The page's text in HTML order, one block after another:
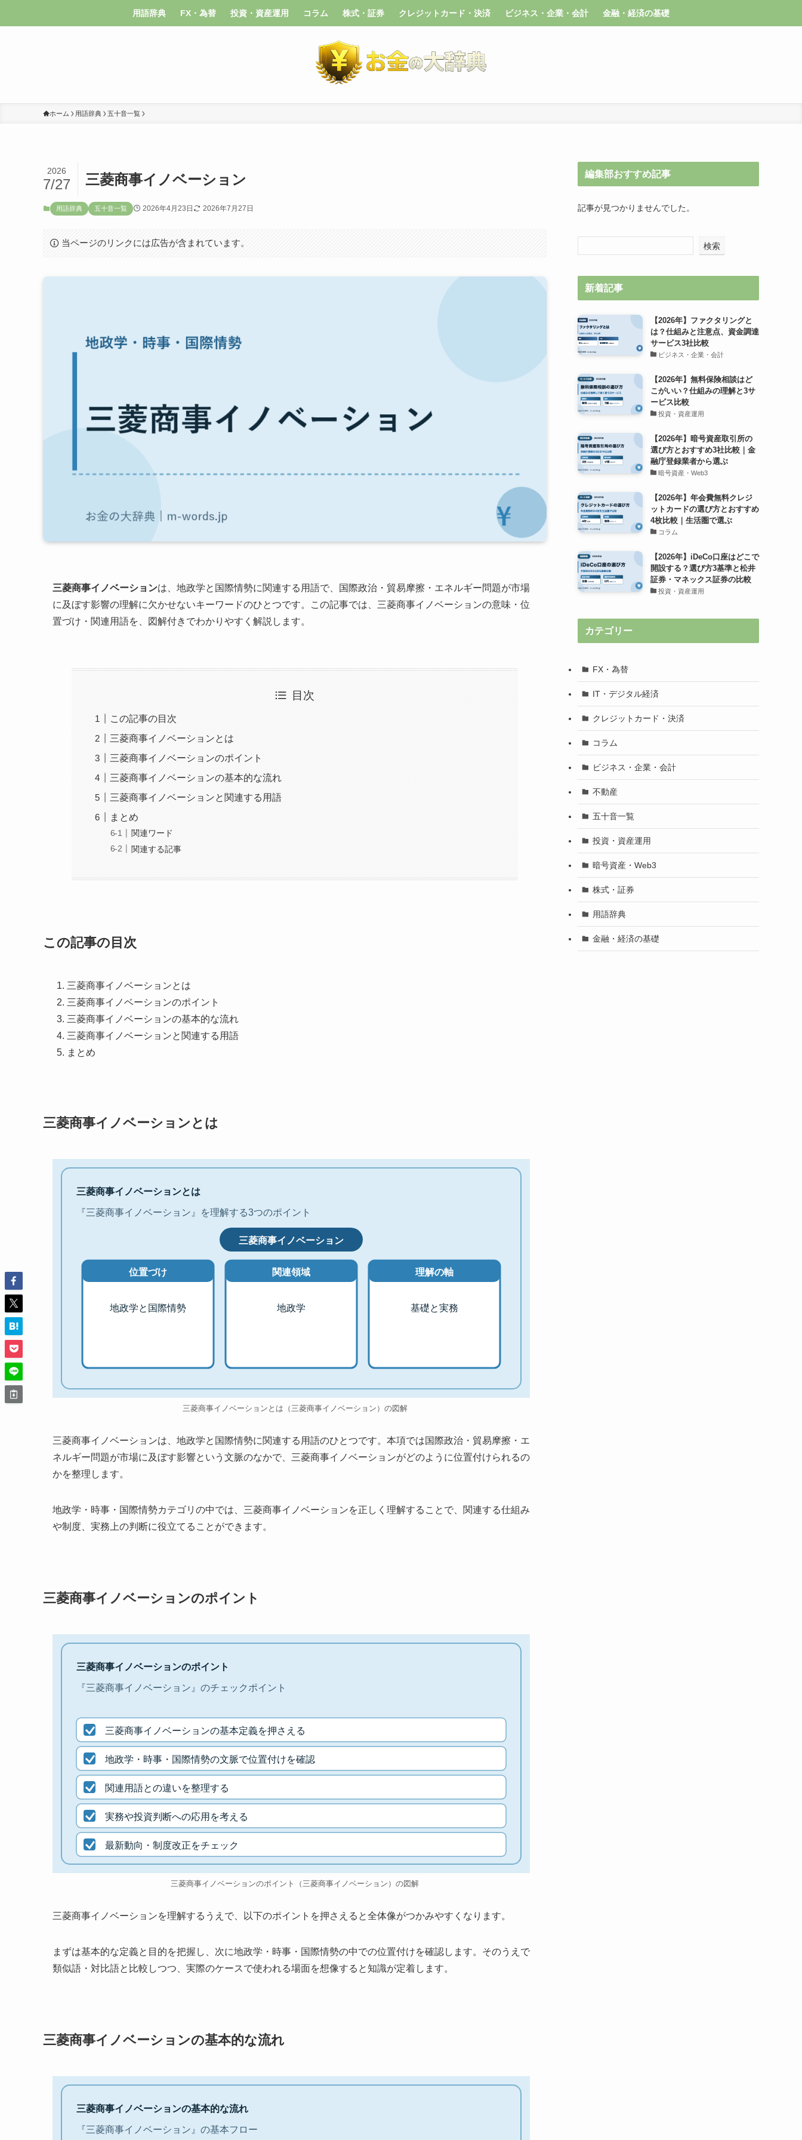
用語辞典 FX・為替 投資・資産運用 コラム 株式・証券 クレジットカード・決済 ビジネス・企業・会計 金融・経済の基礎
ホーム 用語辞典 五十音一覧
三菱商事イノベーション
2026
7/27
用語辞典 五十音一覧 2026年4月23日 2026年7月27日
当ページのリンクには広告が含まれています。
三菱商事イノベーションは、地政学と国際情勢に関連する用語で、国際政治・貿易摩擦・エネルギー問題が市場
に及ぼす影響の理解に欠かせないキーワードのひとつです。この記事では、三菱商事イノベーションの意味・位
置づけ・関連用語を、図解付きでわかりやすく解説します。
目次
この記事の目次
三菱商事イノベーションとは
三菱商事イノベーションのポイント
三菱商事イノベーションの基本的な流れ
三菱商事イノベーションと関連する用語
まとめ
関連ワード
関連する記事
この記事の目次
三菱商事イノベーションとは
三菱商事イノベーションのポイント
三菱商事イノベーションの基本的な流れ
三菱商事イノベーションと関連する用語
まとめ
三菱商事イノベーションとは
三菱商事イノベーションとは
『三菱商事イノベーション』を理解する3つのポイント
三菱商事イノベーション
位置づけ
地政学と国際情勢
関連領域
地政学
理解の軸
基礎と実務
三菱商事イノベーションとは（三菱商事イノベーション）の図解
三菱商事イノベーションは、地政学と国際情勢に関連する用語のひとつです。本項では国際政治・貿易摩擦・エ
ネルギー問題が市場に及ぼす影響という文脈のなかで、三菱商事イノベーションがどのように位置付けられるの
かを整理します。
地政学・時事・国際情勢カテゴリの中では、三菱商事イノベーションを正しく理解することで、関連する仕組み
や制度、実務上の判断に役立てることができます。
三菱商事イノベーションのポイント
三菱商事イノベーションのポイント
『三菱商事イノベーション』のチェックポイント
三菱商事イノベーションの基本定義を押さえる
地政学・時事・国際情勢の文脈で位置付けを確認
関連用語との違いを整理する
実務や投資判断への応用を考える
最新動向・制度改正をチェック
三菱商事イノベーションのポイント（三菱商事イノベーション）の図解
三菱商事イノベーションを理解するうえで、以下のポイントを押さえると全体像がつかみやすくなります。
まずは基本的な定義と目的を把握し、次に地政学・時事・国際情勢の中での位置付けを確認します。そのうえで
類似語・対比語と比較しつつ、実際のケースで使われる場面を想像すると知識が定着します。
三菱商事イノベーションの基本的な流れ
三菱商事イノベーションの基本的な流れ
『三菱商事イノベーション』の基本フロー
編集部おすすめ記事
記事が見つかりませんでした。
検索
新着記事
【2026年】ファクタリングと
は？仕組みと注意点、資金調達
サービス3社比較
ビジネス・企業・会計
【2026年】無料保険相談はど
こがいい？仕組みの理解と3サ
ービス比較
投資・資産運用
【2026年】暗号資産取引所の
選び方とおすすめ3社比較｜金
融庁登録業者から選ぶ
暗号資産・Web3
【2026年】年会費無料クレジ
ットカードの選び方とおすすめ
4枚比較｜生活圏で選ぶ
コラム
【2026年】iDeCo口座はどこで
開設する？選び方3基準と松井
証券・マネックス証券の比較
投資・資産運用
カテゴリー
FX・為替
IT・デジタル経済
クレジットカード・決済
コラム
ビジネス・企業・会計
不動産
五十音一覧
投資・資産運用
暗号資産・Web3
株式・証券
用語辞典
金融・経済の基礎